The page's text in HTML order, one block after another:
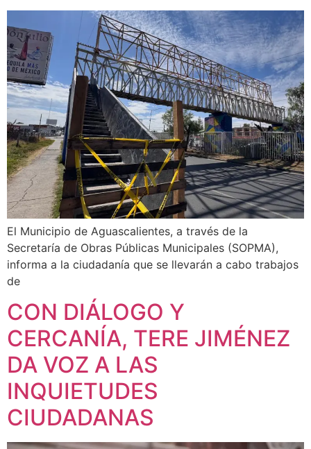
El Municipio de Aguascalientes, a través de la
Secretaría de Obras Públicas Municipales (SOPMA),
informa a la ciudadanía que se llevarán a cabo trabajos
de
CON DIÁLOGO Y
CERCANÍA, TERE JIMÉNEZ
DA VOZ A LAS
INQUIETUDES
CIUDADANAS